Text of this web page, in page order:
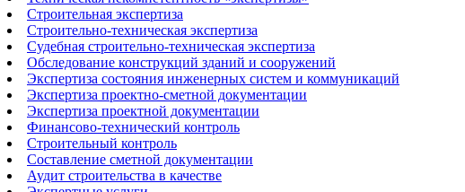
Строительная экспертиза
Строительно-техническая экспертиза
Судебная строительно-техническая экспертиза
Обследование конструкций зданий и сооружений
Экспертиза состояния инженерных систем и коммуникаций
Экспертиза проектно-сметной документации
Экспертиза проектной документации
Финансово-технический контроль
Строительный контроль
Составление сметной документации
Аудит строительства в качестве